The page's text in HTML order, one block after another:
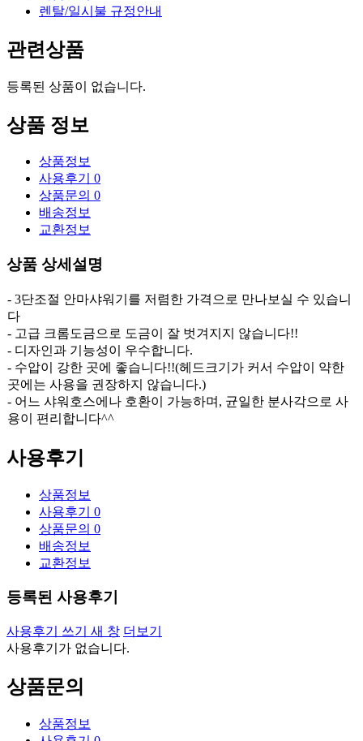
렌탈/일시불 규정안내
관련상품
등록된 상품이 없습니다.
상품 정보
상품정보
사용후기 0
상품문의 0
배송정보
교환정보
상품 상세설명
- 3단조절 안마샤워기를 저렴한 가격으로 만나보실 수 있습니
다
- 고급 크롬도금으로 도금이 잘 벗겨지지 않습니다!!
- 디자인과 기능성이 우수합니다.
- 수압이 강한 곳에 좋습니다!!(헤드크기가 커서 수압이 약한
곳에는 사용을 권장하지 않습니다.)
- 어느 샤워호스에나 호환이 가능하며, 균일한 분사각으로 사
용이 편리합니다^^
사용후기
상품정보
사용후기 0
상품문의 0
배송정보
교환정보
등록된 사용후기
사용후기 쓰기 새 창 더보기
사용후기가 없습니다.
상품문의
상품정보